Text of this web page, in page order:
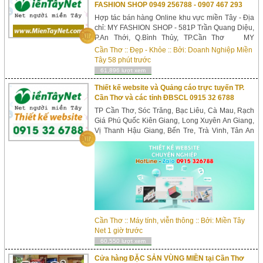
FASHION SHOP 0949 256788 - 0907 467 293
Hợp tác bán hàng Online khu vực miền Tây - Địa
chỉ: MY FASHION SHOP - 581P Trần Quang Diệu,
P.An Thới, Q.Bình Thủy, TP.Cần Thơ MY
FASHION SHOP 581P Trần Quang Diệu, P.An
Thới, Q.Bình Thủy, TP.Cần Thơ Điện thoại: 0949
256788 - 0907 467 293 Facebook: https://ww...
Cần Thơ ::Đẹp - Khỏe :: Bởi: Doanh Nghiệp Miền
Tây 58 phút trước
61,896 lượt xem
Thiết kế website và Quảng cáo trực tuyến TP.
Cần Thơ và các tỉnh ĐBSCL 0915 32 6788
TP Cần Thơ, Sóc Trăng, Bạc Liêu, Cà Mau, Rạch
Giá Phú Quốc Kiên Giang, Long Xuyên An Giang,
Vị Thanh Hậu Giang, Bến Tre, Trà Vinh, Tân An
Long An, Vĩnh Long, Sa Đéc Cao Lãnh Đồng
Tháp, Mỹ Tho Tiền Giang. [MỖI TUẦN 01 Website
Cần Thơ :: Máy tính, viễn thông :: Bởi: Miền Tây
Net 1 giờ trước
60,550 lượt xem
Cửa hàng ĐẶC SẢN VÙNG MIỀN tại Cần Thơ